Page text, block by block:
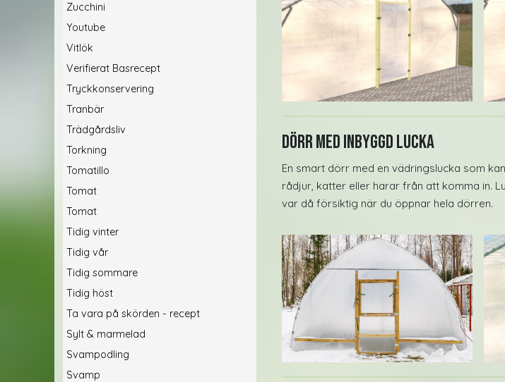
Zucchini
Youtube
Vitlök
Verifierat Basrecept
Tryckkonservering
Tranbär
Trädgårdsliv
Torkning
Tomatillo
Tomat
Tomat
Tidig vinter
Tidig vår
Tidig sommare
Tidig höst
Ta vara på skörden - recept
Sylt & marmelad
Svampodling
Svamp
Dörr med Inbyggd Lucka
En smart dörr med en vädringslucka som
rådjur, katter eller harar från att komma in.
var då försiktig när du öppnar hela dörren.